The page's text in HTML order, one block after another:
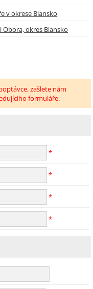
v okrese Blansko
okres Blansko
zašlete nám
formuláře.
*
*
*
*